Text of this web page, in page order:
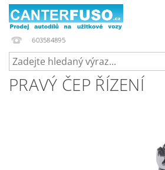
603584895
PRAVÝ ČEP ŘÍZENÍ